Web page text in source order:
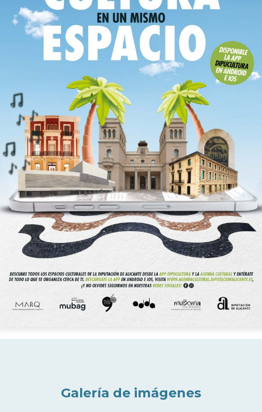
Galería de imágenes